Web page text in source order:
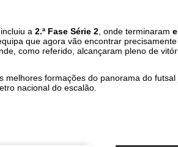
a 2.ª Fase Série 2 , onde terminaram
que agora vão encontrar
como referido, alcançaram pleno de
formações do panorama do
nacional do escalão.